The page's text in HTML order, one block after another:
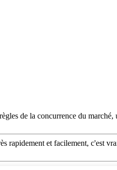
de la concurrence du marché,
rapidement et facilement, c'est